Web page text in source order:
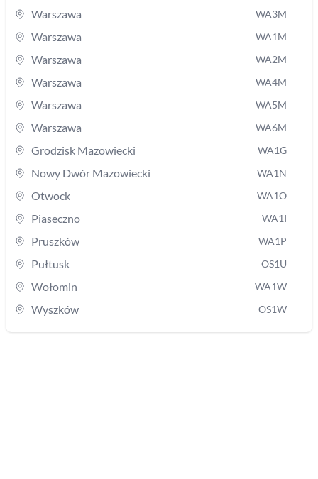
Warszawa WA3M
Warszawa WA1M
Warszawa WA2M
Warszawa WA4M
Warszawa WA5M
Warszawa WA6M
Grodzisk Mazowiecki WA1G
Nowy Dwór Mazowiecki WA1N
Otwock WA1O
Piaseczno WA1I
Pruszków WA1P
Pułtusk OS1U
Wołomin WA1W
Wyszków OS1W